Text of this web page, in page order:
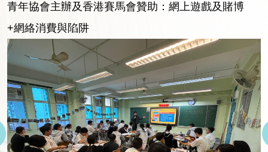
青年協會主辦及香港賽馬會贊助：網上遊戲及賭博
+網絡消費與陷阱